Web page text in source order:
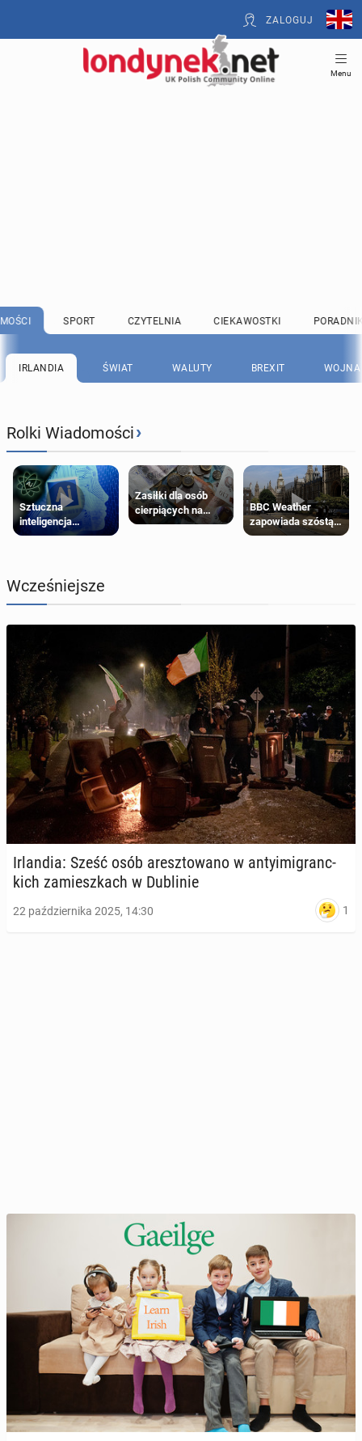
ZALOGUJ
Menu
SPORT CZYTELNIA CIEKAWOSTKI
IRLANDIA ŚWIAT WALUTY BREXIT WOJNA
Rolki Wiadomości›
Sztuczna
inteligencja
próbowała oszukać
Zasiłki dla osób
cierpiących na
schorzenia
BBC Weather
zapowiada szóstą
falę upałów w
Wcześniejsze
Ir­lan­dia: Sześć osób aresz­to­wa­no w an­ty­imi­granc­
kich za­miesz­kach w Du­bli­nie
22 października 2025, 14:30 1